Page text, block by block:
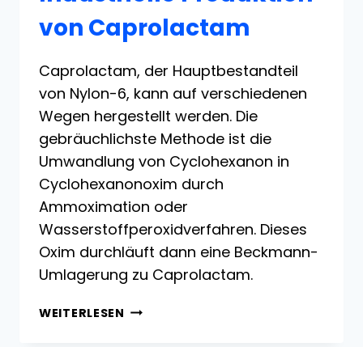
von Caprolactam
Caprolactam, der Hauptbestandteil
von Nylon-6, kann auf verschiedenen
Wegen hergestellt werden. Die
gebräuchlichste Methode ist die
Umwandlung von Cyclohexanon in
Cyclohexanonoxim durch
Ammoximation oder
Wasserstoffperoxidverfahren. Dieses
Oxim durchläuft dann eine Beckmann-
Umlagerung zu Caprolactam.
WEITERLESEN INDUSTRIELLE